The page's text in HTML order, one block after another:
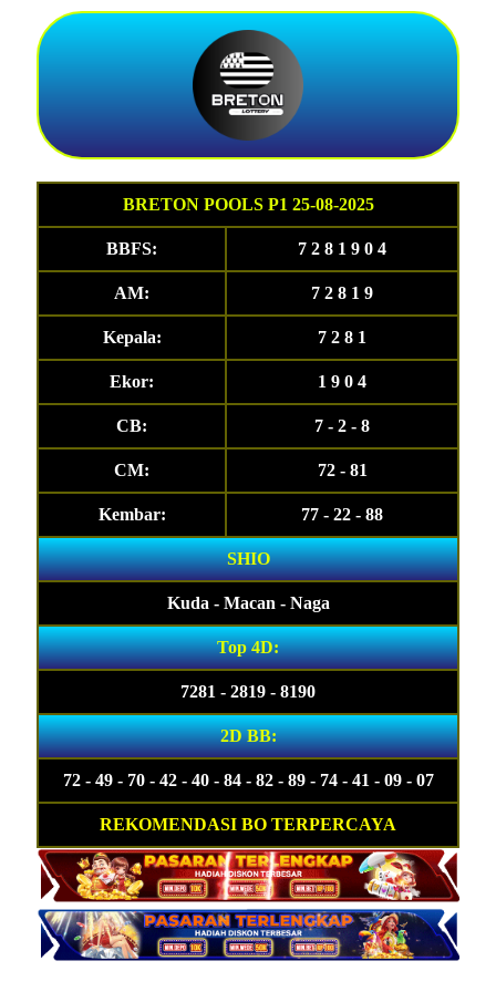
BRETON POOLS P1 25-08-2025
BBFS: 7 2 8 1 9 0 4
AM: 7 2 8 1 9
Kepala: 7 2 8 1
Ekor: 1 9 0 4
CB: 7 - 2 - 8
CM: 72 - 81
Kembar: 77 - 22 - 88
SHIO
Kuda - Macan - Naga
Top 4D:
7281 - 2819 - 8190
2D BB:
72 - 49 - 70 - 42 - 40 - 84 - 82 - 89 - 74 - 41 - 09 - 07
REKOMENDASI BO TERPERCAYA